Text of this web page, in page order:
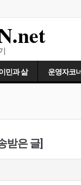
민과 삶 운영자코
받은 글]